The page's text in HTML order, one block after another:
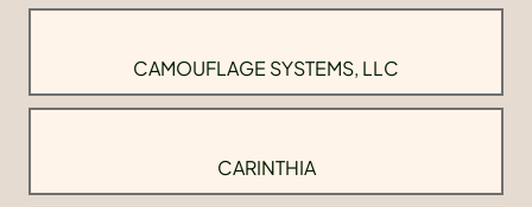
CAMOUFLAGE SYSTEMS, LLC
CARINTHIA